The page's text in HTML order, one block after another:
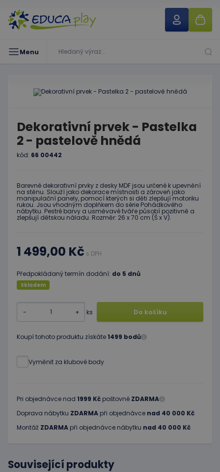
Menu
Dekorativní prvek - Pastelka
2 - pastelově hnědá
kód: 66 00442
Barevné dekorativní prvky z desky MDF jsou určené k upevnění
na stěnu. Slouží jako dekorace místnosti a zároveň jako
manipulační panely, pomocí kterých si děti zlepšují motoriku
rukou. Jsou vhodným doplňkem do série Pohádkového
nábytku. Pestré barvy a usměvavé tváře působí pozitivně a
zlepšují dětskou náladu. Rozměr: 26 x 70 cm (Š x V).
1 499,00 Kč s DPH
Předpokládaný termín dodání: do 5 dnů
Skladem
- + ks Do košíku
Koupí tohoto produktu získáte1499 bodů
Vyměnit za klubové body
Pri objednávce nad 1999 Kč poštovné ZDARMA
Doprava nábytku ZDARMA při objednávce nad 40 000 Kč
Montáž ZDARMA při objednávce nábytku nad 40 000 Kč
Související produkty